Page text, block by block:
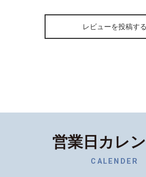
レビューを投稿する
営業日カレ
CALENDER